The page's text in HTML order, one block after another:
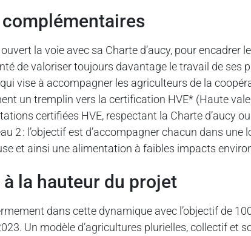
complémentaires
la voie avec sa Charte d’aucy, pour encadrer
de valoriser toujours davantage le travail de ses
vise à accompagner les agriculteurs de la
un tremplin vers la certification HVE* (Haute
certifiées HVE, respectant la Charte d’aucy
2 : l’objectif est d’accompagner chacun dans une
et ainsi une alimentation à faibles impacts
à la hauteur du projet
dans cette dynamique avec l’objectif de
Un modèle d’agricultures plurielles, collectif et